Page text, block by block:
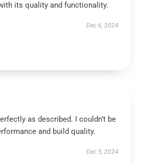
its quality and functionality.
Dec 6, 2024
as described. I couldn’t be
and build quality.
Dec 5, 2024